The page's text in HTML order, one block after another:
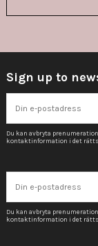
Sign up to
Du kan avbryta
kontaktinformation i det
Du kan avbryta
kontaktinformation i det